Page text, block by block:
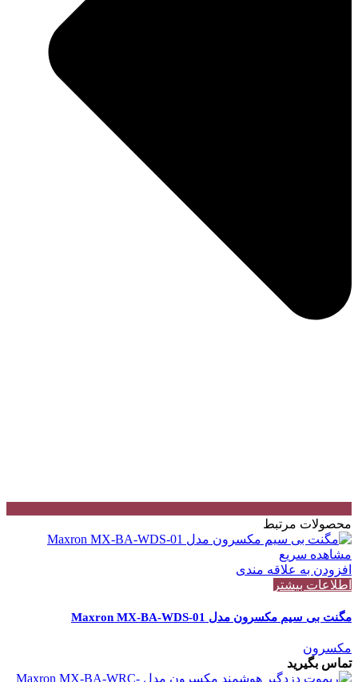
محصولات مرتبط
مشاهده سریع
افزودن به علاقه مندی
اطلاعات بیشتر
مگنت بی سیم مکسرون مدل Maxron MX-BA-WDS-01
مکسرون
تماس بگیرید